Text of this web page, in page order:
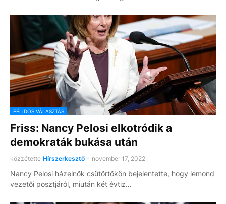
FÉLIDŐS VÁLASZTÁS
Friss: Nancy Pelosi elkotródik a
demokraták bukása után
közzétette Hírszerkesztő - november 17, 2022
Nancy Pelosi házelnök csütörtökön bejelentette, hogy lemond
vezetői posztjáról, miután két évtiz…